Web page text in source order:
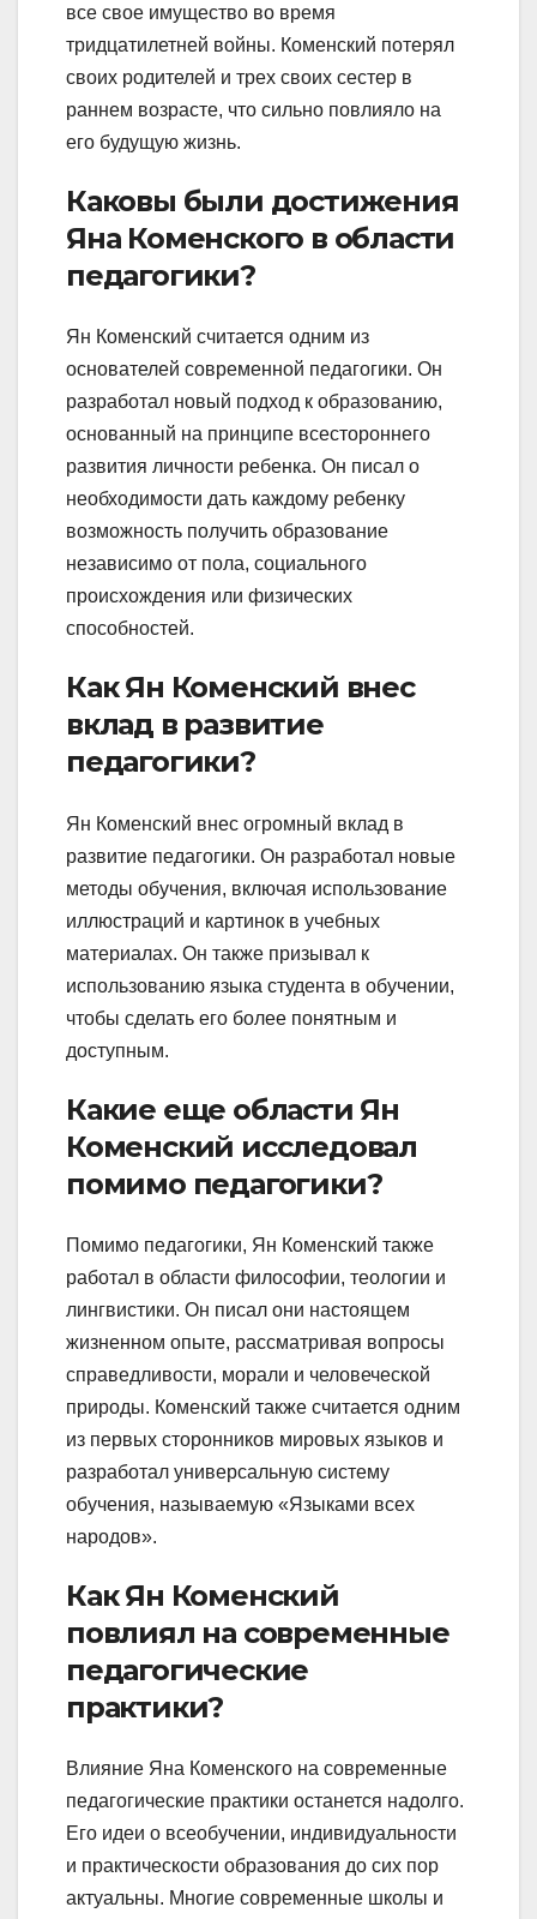
все свое имущество во время
тридцатилетней войны. Коменский потерял
своих родителей и трех своих сестер в
раннем возрасте, что сильно повлияло на
его будущую жизнь.
Каковы были достижения
Яна Коменского в области
педагогики?
Ян Коменский считается одним из
основателей современной педагогики. Он
разработал новый подход к образованию,
основанный на принципе всестороннего
развития личности ребенка. Он писал о
необходимости дать каждому ребенку
возможность получить образование
независимо от пола, социального
происхождения или физических
способностей.
Как Ян Коменский внес
вклад в развитие
педагогики?
Ян Коменский внес огромный вклад в
развитие педагогики. Он разработал новые
методы обучения, включая использование
иллюстраций и картинок в учебных
материалах. Он также призывал к
использованию языка студента в обучении,
чтобы сделать его более понятным и
доступным.
Какие еще области Ян
Коменский исследовал
помимо педагогики?
Помимо педагогики, Ян Коменский также
работал в области философии, теологии и
лингвистики. Он писал они настоящем
жизненном опыте, рассматривая вопросы
справедливости, морали и человеческой
природы. Коменский также считается одним
из первых сторонников мировых языков и
разработал универсальную систему
обучения, называемую «Языками всех
народов».
Как Ян Коменский
повлиял на современные
педагогические
практики?
Влияние Яна Коменского на современные
педагогические практики останется надолго.
Его идеи о всеобучении, индивидуальности
и практическости образования до сих пор
актуальны. Многие современные школы и